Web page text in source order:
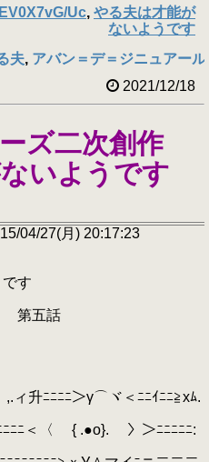
Uc, やる夫は才能が
ないようです
夫, アバン＝デ＝ジニュアー
2021/12/18
ズ二次創作
いようです
04/27(月) 20:17:23
す
γ⌒ヾ＜ﾆﾆｲﾆﾆ≧xﾑ.
{ .●o}. 〉＞ﾆﾆﾆﾆﾆ: